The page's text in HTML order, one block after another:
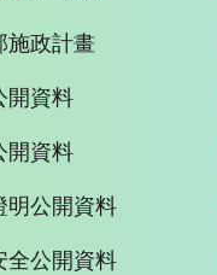
施政計畫
開資料
開資料
明公開資料
全公開資料